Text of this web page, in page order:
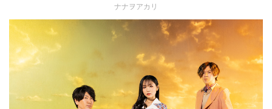
ナナヲアカリ